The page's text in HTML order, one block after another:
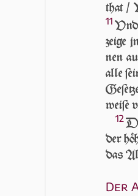
that /
11 Vnd
zeige
nen
alle
weiſe
12
der
das
Der